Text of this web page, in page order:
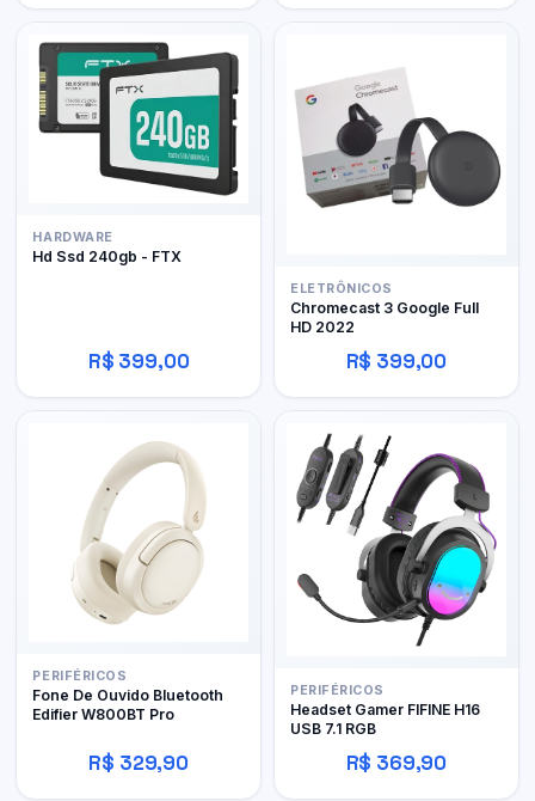
HARDWARE
Hd Ssd 240gb - FTX
R$ 399,00
ELETRÔNICOS
Chromecast 3 Google Full
HD 2022
R$ 399,00
PERIFÉRICOS
Fone De Ouvido Bluetooth
Edifier W800BT Pro
R$ 329,90
PERIFÉRICOS
Headset Gamer FIFINE H16
USB 7.1 RGB
R$ 369,90